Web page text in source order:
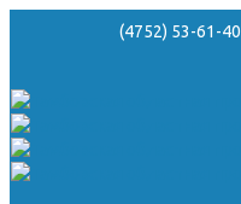
(4752) 53-61-40